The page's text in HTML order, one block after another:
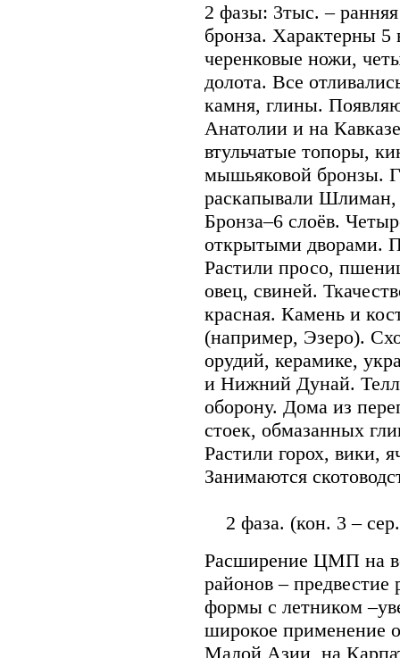
2 фазы: 3тыс. –
бронза. Характерны 5
черенковые ножи,
долота. Все
камня, глины.
Анатолии и на
втульчатые топоры,
мышьяковой бронзы.
раскапывали Шлиман,
Бронза–6 слоёв.
открытыми дворами.
Растили просо,
овец, свиней.
красная. Камень и
(например, Эзеро).
орудий, керамике,
и Нижний Дунай.
оборону. Дома из
стоек, обмазанных
Растили горох, вики,
Занимаются
2 фаза. (кон. 3 –
Расширение ЦМП на
районов – предвестие
формы с летником
широкое применение
Малой Азии, на